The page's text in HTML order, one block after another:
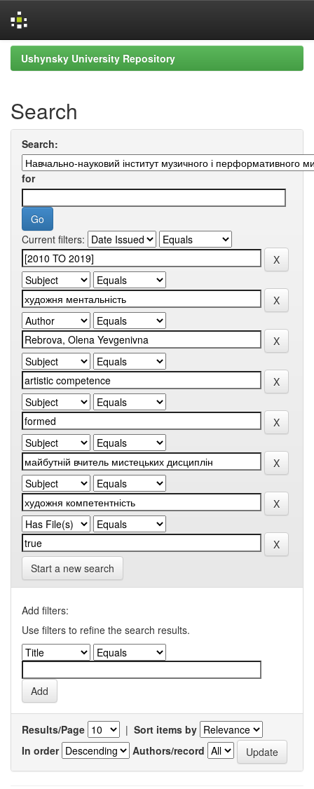
Skip
navigation
Ushynsky University Repository
Search
Search:
for
Current filters:
Start a new search
Add filters:
Use filters to refine the search results.
Results/Page | Sort items by
In order
Authors/record